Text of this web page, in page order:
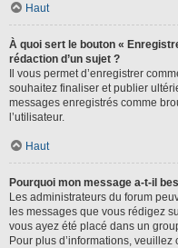
Haut
À quoi sert le bouton «
rédaction d’un sujet ?
Il vous permet d’enregistrer
souhaitez finaliser et publier
messages enregistrés comme
l’utilisateur.
Haut
Pourquoi mon message a-t-il
Les administrateurs du forum
les messages que vous rédigez
vous ayez été placé dans un
Pour plus d’informations,